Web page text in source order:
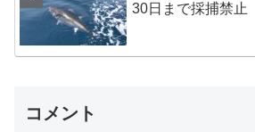
30日まで採捕禁止
コメント